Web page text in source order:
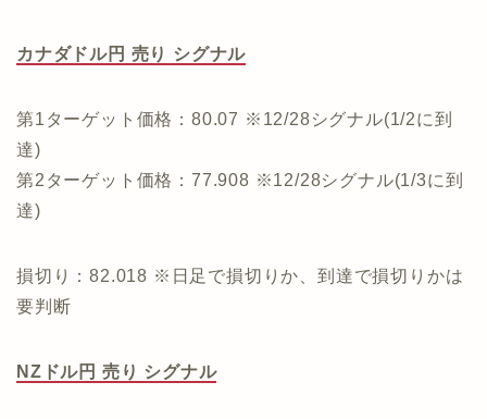
カナダドル円 売り シグナル
第1ターゲット価格：80.07 ※12/28シグナル(1/2に到
達)
第2ターゲット価格：77.908 ※12/28シグナル(1/3に到
達)
損切り：82.018 ※日足で損切りか、到達で損切りかは
要判断
NZドル円 売り シグナル